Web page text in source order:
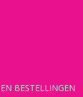
BESTELLINGEN